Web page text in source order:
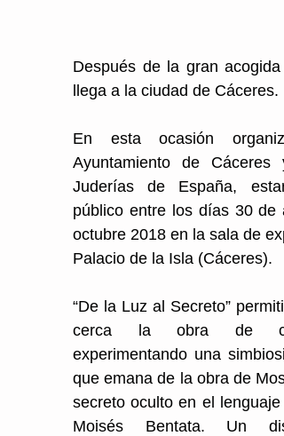
Después de la gran
llega a la ciudad de Cáceres.
En esta ocasión
Ayuntamiento de
Juderías de España,
público entre los días 30 de
octubre 2018 en la sala de
Palacio de la Isla (Cáceres).
“De la Luz al Secreto”
cerca la obra de
experimentando una
que emana de la obra de
secreto oculto en el
Moisés Bentata. Un